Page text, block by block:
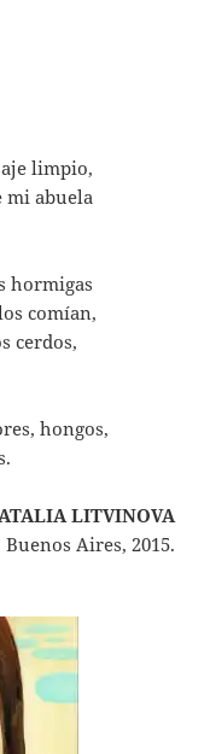
limpio,
mi abuela
hormigas
comían,
cerdos,
hongos,
LITVINOVA
Aires, 2015.